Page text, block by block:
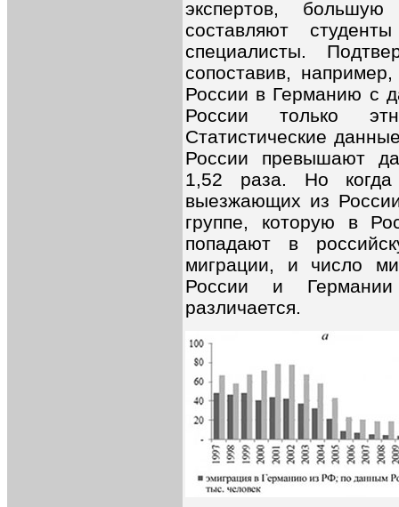
экспертов,
составляют
специалисты.
сопоставив,
России в Германию с
России только
Статистические
России превышают
1,52 раза. Но
выезжающих из
группе, которую в
попадают в
миграции, и число
России и
различается.